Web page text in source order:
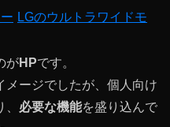
LGのウルトラワイドモ
がHPです。
メージでしたが、個人向け
必要な機能を盛り込んで